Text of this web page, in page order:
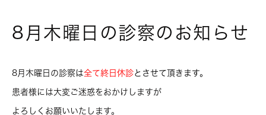
8月木曜日の診察のお知らせ
8月木曜日の診察は全て終日休診とさせて頂きます。
患者様には大変ご迷惑をおかけしますが
よろしくお願いいたします。